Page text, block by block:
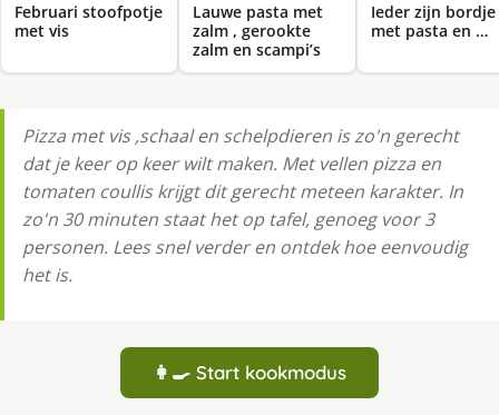
Februari stoofpotje
met vis
Lauwe pasta met
zalm , gerookte
zalm en scampi’s
Ieder zijn bordje
met pasta en …
Pizza met vis ,schaal en schelpdieren is zo'n gerecht
dat je keer op keer wilt maken. Met vellen pizza en
tomaten coullis krijgt dit gerecht meteen karakter. In
zo'n 30 minuten staat het op tafel, genoeg voor 3
personen. Lees snel verder en ontdek hoe eenvoudig
het is.
👩‍🍳 Start kookmodus